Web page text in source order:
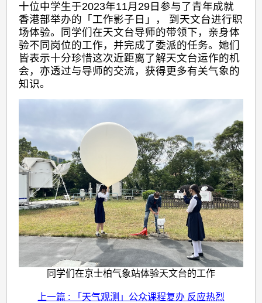
十位中学生于2023年11月29日参与了青年成就
香港部举办的「工作影子日」， 到天文台进行职
场体验。同学们在天文台导师的带领下，亲身体
验不同岗位的工作，并完成了委派的任务。她们
皆表示十分珍惜这次近距离了解天文台运作的机
会，亦透过与导师的交流，获得更多有关气象的
知识。
同学们在京士柏气象站体验天文台的工作
上一篇 : 「天气观测」公众课程复办 反应热烈